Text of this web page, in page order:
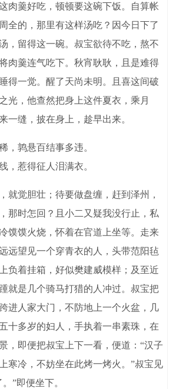
肉羹好吃，顿顿要这碗下饭。自算帐
全的，那里有这样汤吃？因今日下了
，留得这一碗。叔宝欲待不吃，熬不
肉羹连气吃下。秋宵耿耿，且是难得
得一觉。醒了天尚未明。且喜这间破
光，他查然把身上这件夏衣，乘月
一缝，披在身上，趁早出来。
鹑悬百结事多违。
惹得征人泪满衣。
觉胆壮；待要做盘缠，赶到泽州，
那时怎回？且小二又疑我没行止，私
馍馍火烧，怀着在官道上坐等。走来
远望见一个穿青衣的人，头带范阳毡
负着挂箱，好似樊建威模样；及至近
就是几个骑马打猎的人冲过。叔宝把
进人家大门，不防地上一个火盆，几
十多岁的妇人，手执着一串素珠，在
，即便把叔宝上下一看，便道：“汉子
寒冷，不妨坐在此烤一烤火。”叔宝见
”即便坐下。